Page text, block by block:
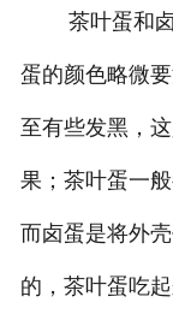
茶叶蛋和卤
蛋的颜色略微
至有些发黑，
果；茶叶蛋一
而卤蛋是将外
的，茶叶蛋吃